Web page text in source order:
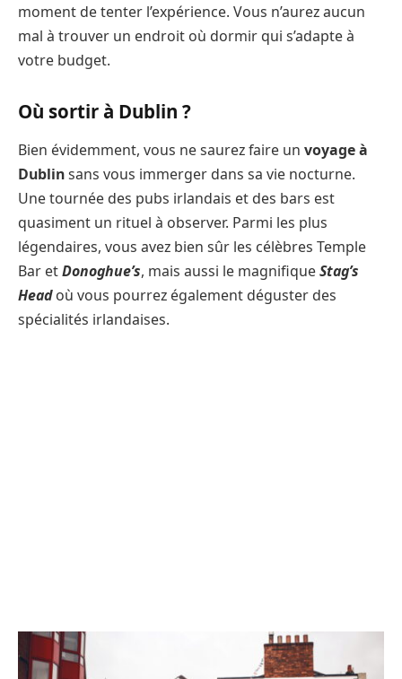
moment de tenter l’expérience. Vous n’aurez aucun
mal à trouver un endroit où dormir qui s’adapte à
votre budget.
Où sortir à Dublin ?
Bien évidemment, vous ne saurez faire un voyage à
Dublinsans vous immerger dans sa vie nocturne.
Une tournée des pubs irlandais et des bars est
quasiment un rituel à observer. Parmi les plus
légendaires, vous avez bien sûr les célèbres Temple
Bar etDonoghue’s, mais aussi le magnifiqueStag’s
Headoù vous pourrez également déguster des
spécialités irlandaises.